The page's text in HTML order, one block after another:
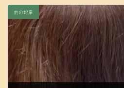
前の記事